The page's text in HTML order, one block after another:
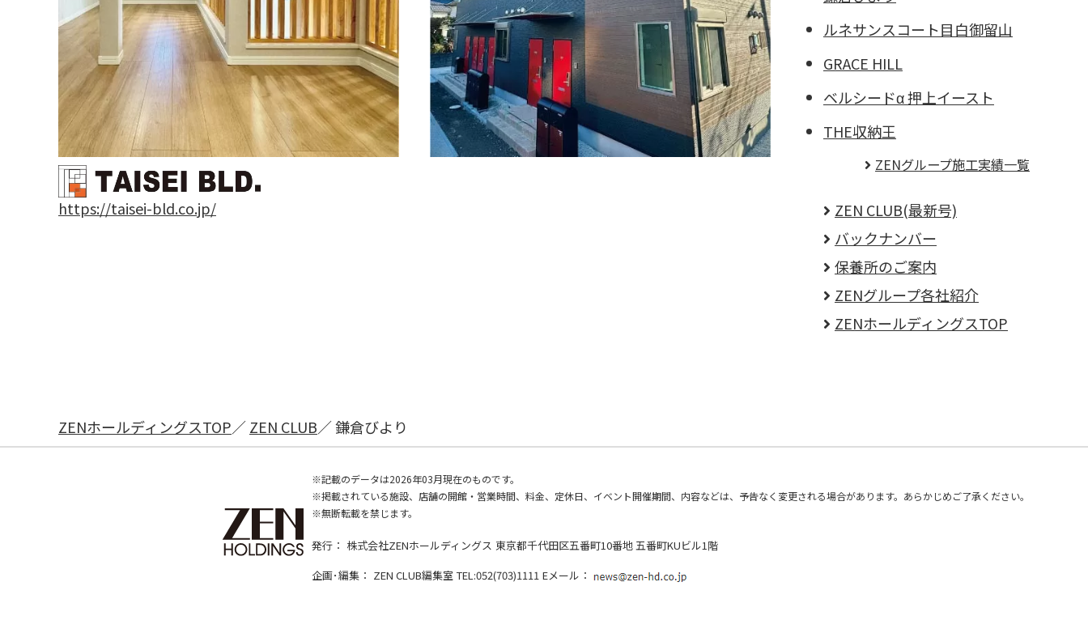
https://taisei-bld.co.jp/
ルネサンスコート目白御留山
GRACE HILL
ベルシードα 押上イースト
THE収納王
ZENグループ施工実績一覧
ZEN CLUB(最新号)
バックナンバー
保養所のご案内
ZENグループ各社紹介
ZENホールディングスTOP
ZENホールディングスTOP ZEN CLUB 鎌倉びより
記載のデータは2026年03月現在のものです。
掲載されている施設、店舗の開館・営業時間、料金、定休日、イベント開催期間、内容などは、予告なく変更される場合があります。あらかじめご了承ください。
無断転載を禁じます。
発行： 株式会社ZENホールディングス 東京都千代田区五番町10番地 五番町KUビル1階
企画･編集： ZEN CLUB編集室 TEL:052(703)1111 Eメール：